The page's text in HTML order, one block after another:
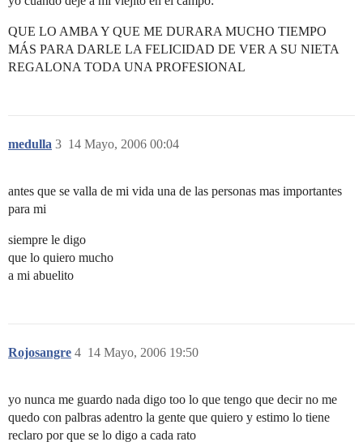
QUE LO AMBA Y QUE ME DURARA MUCHO TIEMPO
MÁS PARA DARLE LA FELICIDAD DE VER A SU NIETA
REGALONA TODA UNA PROFESIONAL
medulla 14 Mayo, 2006 00:04
3
antes que se valla de mi vida una de las personas mas importantes
para mi
siempre le digo
que lo quiero mucho
a mi abuelito
Rojosangre 14 Mayo, 2006 19:50
4
yo nunca me guardo nada digo too lo que tengo que decir no me
quedo con palbras adentro la gente que quiero y estimo lo tiene
reclaro por que se lo digo a cada rato